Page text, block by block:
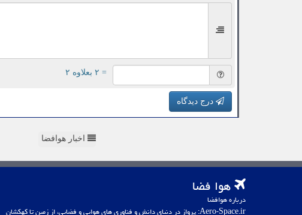
= ۲ بعلاوه ۲
درج دیدگاه
اخبار هوافضا
هوا فضا
درباره هوافضا
Aero-Space.ir: پرواز در دنیای دانش و فناوری های هوایی و فضایی، از زمین تا کهکشان